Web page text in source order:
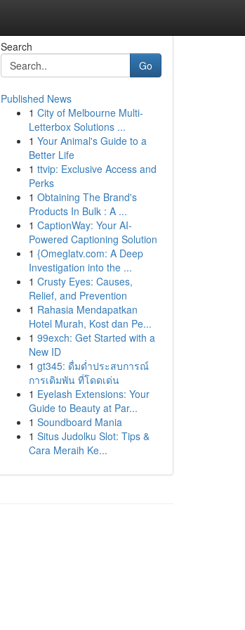
Search
Go
Published News
1 City of Melbourne Multi-
Letterbox Solutions ...
1 Your Animal's Guide to a
Better Life
1 ttvip: Exclusive Access and
Perks
1 Obtaining The Brand's
Products In Bulk : A ...
1 CaptionWay: Your AI-
Powered Captioning Solution
1 {Omeglatv.com: A Deep
Investigation into the ...
1 Crusty Eyes: Causes,
Relief, and Prevention
1 Rahasia Mendapatkan
Hotel Murah, Kost dan Pe...
1 99exch: Get Started with a
New ID
1 gt345: ดื่มด่ำประสบการณ์
การเดิมพัน ที่โดดเด่น
1 Eyelash Extensions: Your
Guide to Beauty at Par...
1 Soundboard Mania
1 Situs Judolku Slot: Tips &
Cara Meraih Ke...